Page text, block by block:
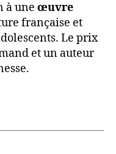
à une œuvre
française et
Le prix
et un auteur